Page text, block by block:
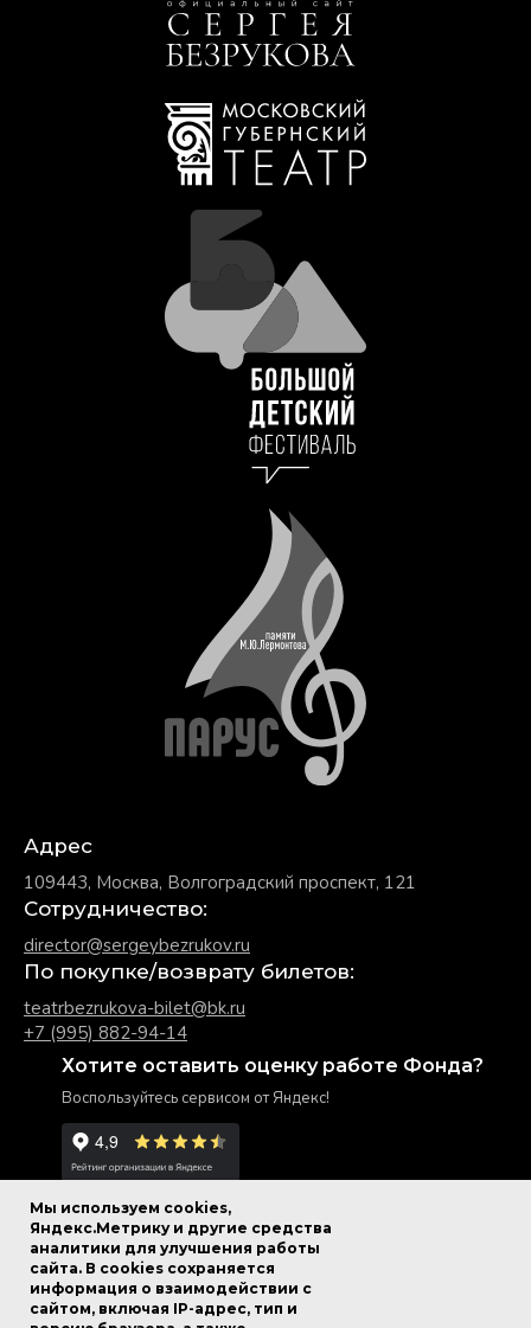
Мы используем cookies,
Яндекс.Метрику и другие средства
аналитики для улучшения работы
сайта. В cookies сохраняется
информация о взаимодействии с
сайтом, включая IP-адрес, тип и
Адрес
109443, Москва, Волгоградский проспект, 121
Сотрудничество:
director@sergeybezrukov.ru
По покупке/возврату билетов:
teatrbezrukova-bilet@bk.ru
+7 (995) 882-94-14
Хотите оставить оценку работе Фонда?
Воспользуйтесь сервисом от Яндекс!
© Фонд Сергея Безрукова.
Все права защищены.